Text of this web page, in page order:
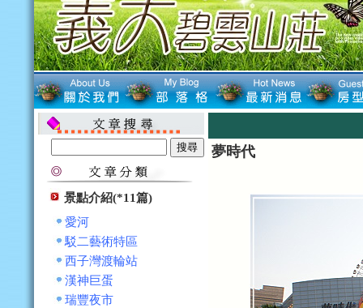
景點介紹(*11篇)
愛河
駁二藝術特區
西子灣渡輪站
漢神巨蛋
瑞豐夜市
夢時代